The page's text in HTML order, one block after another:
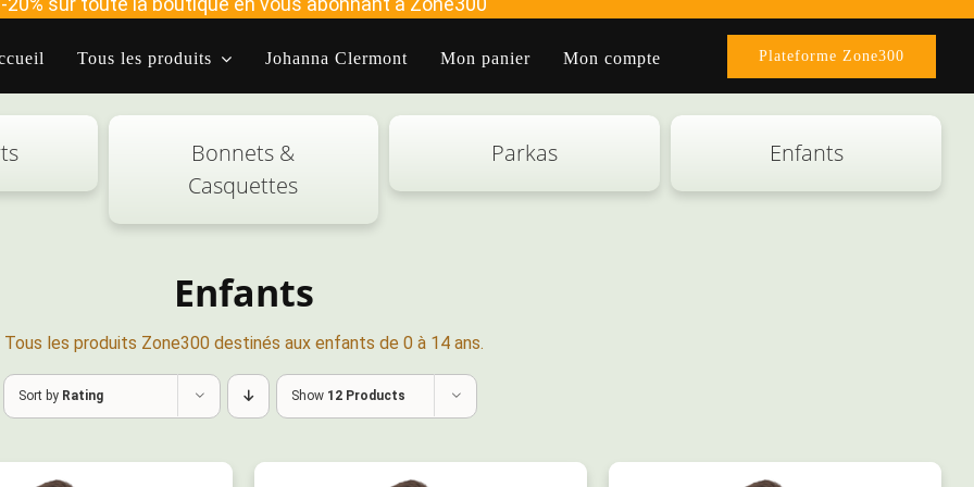
Tous les produits Johanna Clermont Mon panier Mon compte Plateforme Zone300
Bonnets &
Casquettes
Parkas Enfants
Enfants
Tous les produits Zone300 destinés aux enfants de 0 à 14 ans.
Sort by Rating Show 12 Products